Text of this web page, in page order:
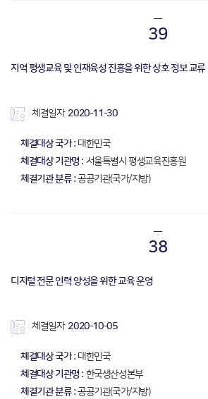
39
지역 평생교육 및 인재육성 진흥을 위한 상호 정보 교류
체결대상 국가 : 대한민국
체결대상 기관명 : 서울특별시 평생교육진흥원
체결기관 분류 :공공기관(국가/지방)
체결일자 2020-11-30
38
디지털 전문 인력 양성을 위한 교육 운영
체결대상 국가 : 대한민국
체결대상 기관명 : 한국생산성본부
체결기관 분류 :공공기관(국가/지방)
체결일자 2020-10-05